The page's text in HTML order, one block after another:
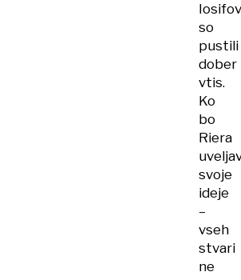
Iosifov
so
pustili
dober
vtis.
Ko
bo
Riera
svoje
ideje
–
vseh
stvari
ne